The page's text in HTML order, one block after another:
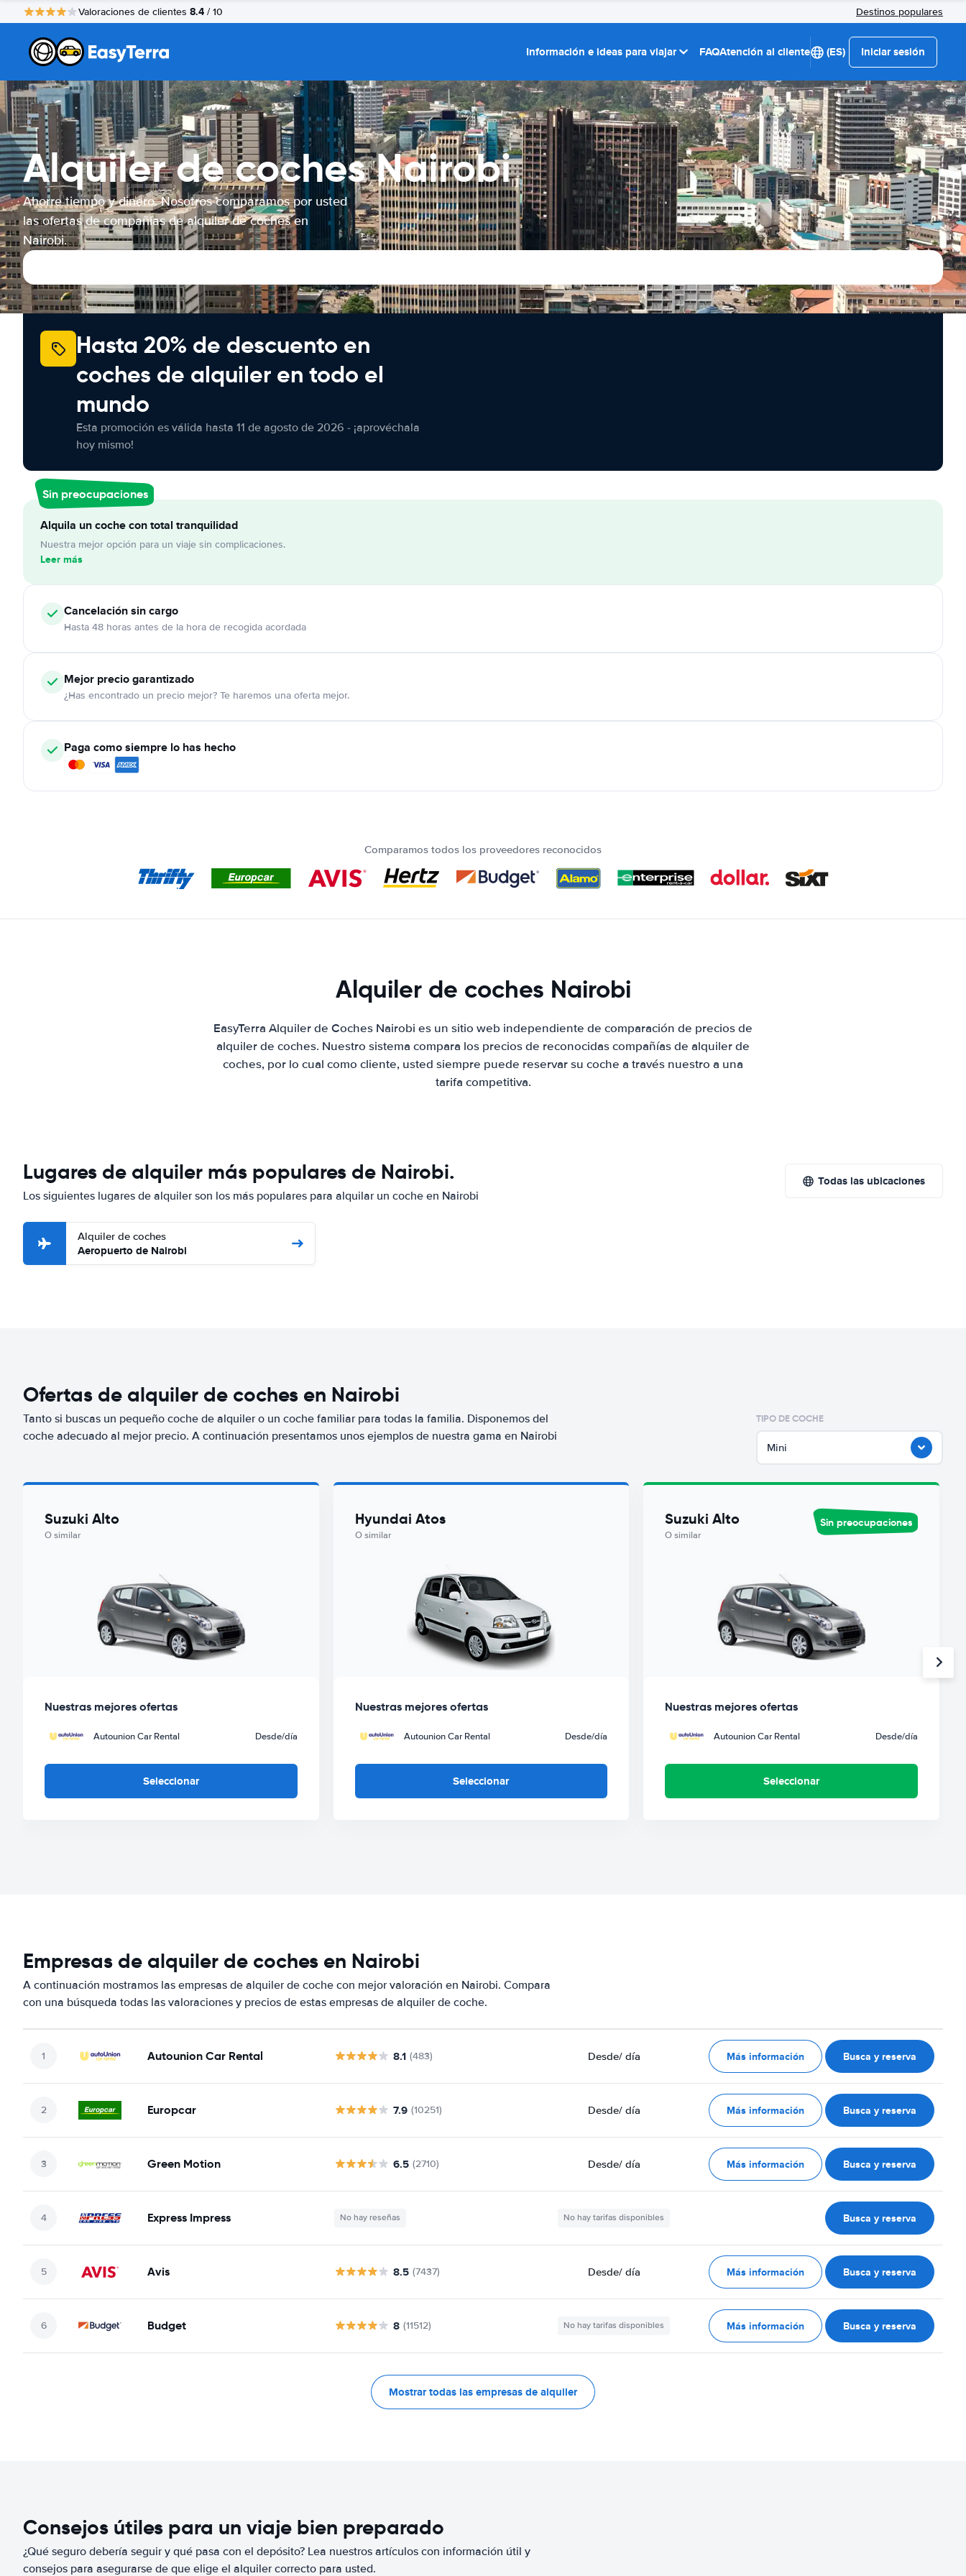
Valoraciones de clientes 8.4 / 10 Destinos populares
Información e ideas para viajar FAQAtención al cliente (ES) Iniciar sesión
Alquiler de coches Nairobi
Ahorre tiempo y dinero. Nosotros comparamos por usted
las ofertas de compañías de alquiler de coches en
Nairobi.
Hasta 20% de descuento en
coches de alquiler en todo el
mundo
Esta promoción es válida hasta 11 de agosto de 2026 - ¡aprovéchala
hoy mismo!
Sin preocupaciones
Alquila un coche con total tranquilidad
Nuestra mejor opción para un viaje sin complicaciones.
Leer más
Cancelaciónsin cargo
Hasta 48 horas antes de la hora de recogida acordada
Mejor precio garantizado
¿Has encontrado un precio mejor? Te haremos una oferta mejor.
Paga como siempre lo has hecho
Comparamos todos los proveedores reconocidos
Alquiler de coches Nairobi
EasyTerra Alquiler de Coches Nairobi es un sitio web independiente de comparación de precios de
alquiler de coches. Nuestro sistema compara los precios de reconocidas compañías de alquiler de
coches, por lo cual como cliente, usted siempre puede reservar su coche a través nuestro a una
tarifa competitiva.
Lugares de alquiler más populares de Nairobi.
Los siguientes lugares de alquiler son los más populares para alquilar un coche en Nairobi
Todas las ubicaciones
Alquiler de coches
Aeropuerto de Nairobi
Ofertas de alquiler de coches en Nairobi
Tanto si buscas un pequeño coche de alquiler o un coche familiar para todas la familia. Disponemos del
coche adecuado al mejor precio. A continuación presentamos unos ejemplos de nuestra gama en Nairobi
TIPO DE COCHE
Mini
Suzuki Alto
O similar
Nuestras mejores ofertas
Autounion Car Rental Desde/día
Seleccionar
Hyundai Atos
O similar
Nuestras mejores ofertas
Autounion Car Rental Desde/día
Seleccionar
Suzuki Alto
O similar
Sin preocupaciones
Nuestras mejores ofertas
Autounion Car Rental Desde/día
Seleccionar
Empresas de alquiler de coches en Nairobi
A continuación mostramos las empresas de alquiler de coche con mejor valoración en Nairobi. Compara
con una búsqueda todas las valoraciones y precios de estas empresas de alquiler de coche.
Autounion Car Rental 8.1 (483) Desde/ día Más información Busca y reserva
Europcar 7.9 (10251) Desde/ día Más información Busca y reserva
Green Motion 6.5 (2710) Desde/ día Más información Busca y reserva
Express Impress No hay reseñas No hay tarifas disponibles Busca y reserva
Avis 8.5 (7437) Desde/ día Más información Busca y reserva
Budget 8 (11512) No hay tarifas disponibles Más información Busca y reserva
Mostrar todas las empresas de alquiler
Consejos útiles para un viaje bien preparado
¿Qué seguro debería seguir y qué pasa con el depósito? Lea nuestros artículos con información útil y
consejos para asegurarse de que elige el alquiler correcto para usted.